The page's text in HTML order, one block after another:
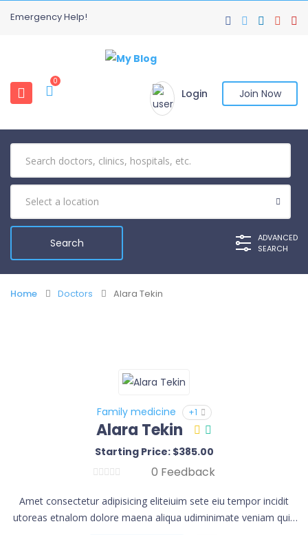
Emergency Help!
0
Login Join Now
ADVANCED
SEARCH
Home Doctors Alara Tekin
Family medicine +1
Alara Tekin
Starting Price: $385.00
0 Feedback
Amet consectetur adipisicing eliteiuim sete eiu tempor incidit
utoreas etnalom dolore maena aliqua udiminimate veniam quis